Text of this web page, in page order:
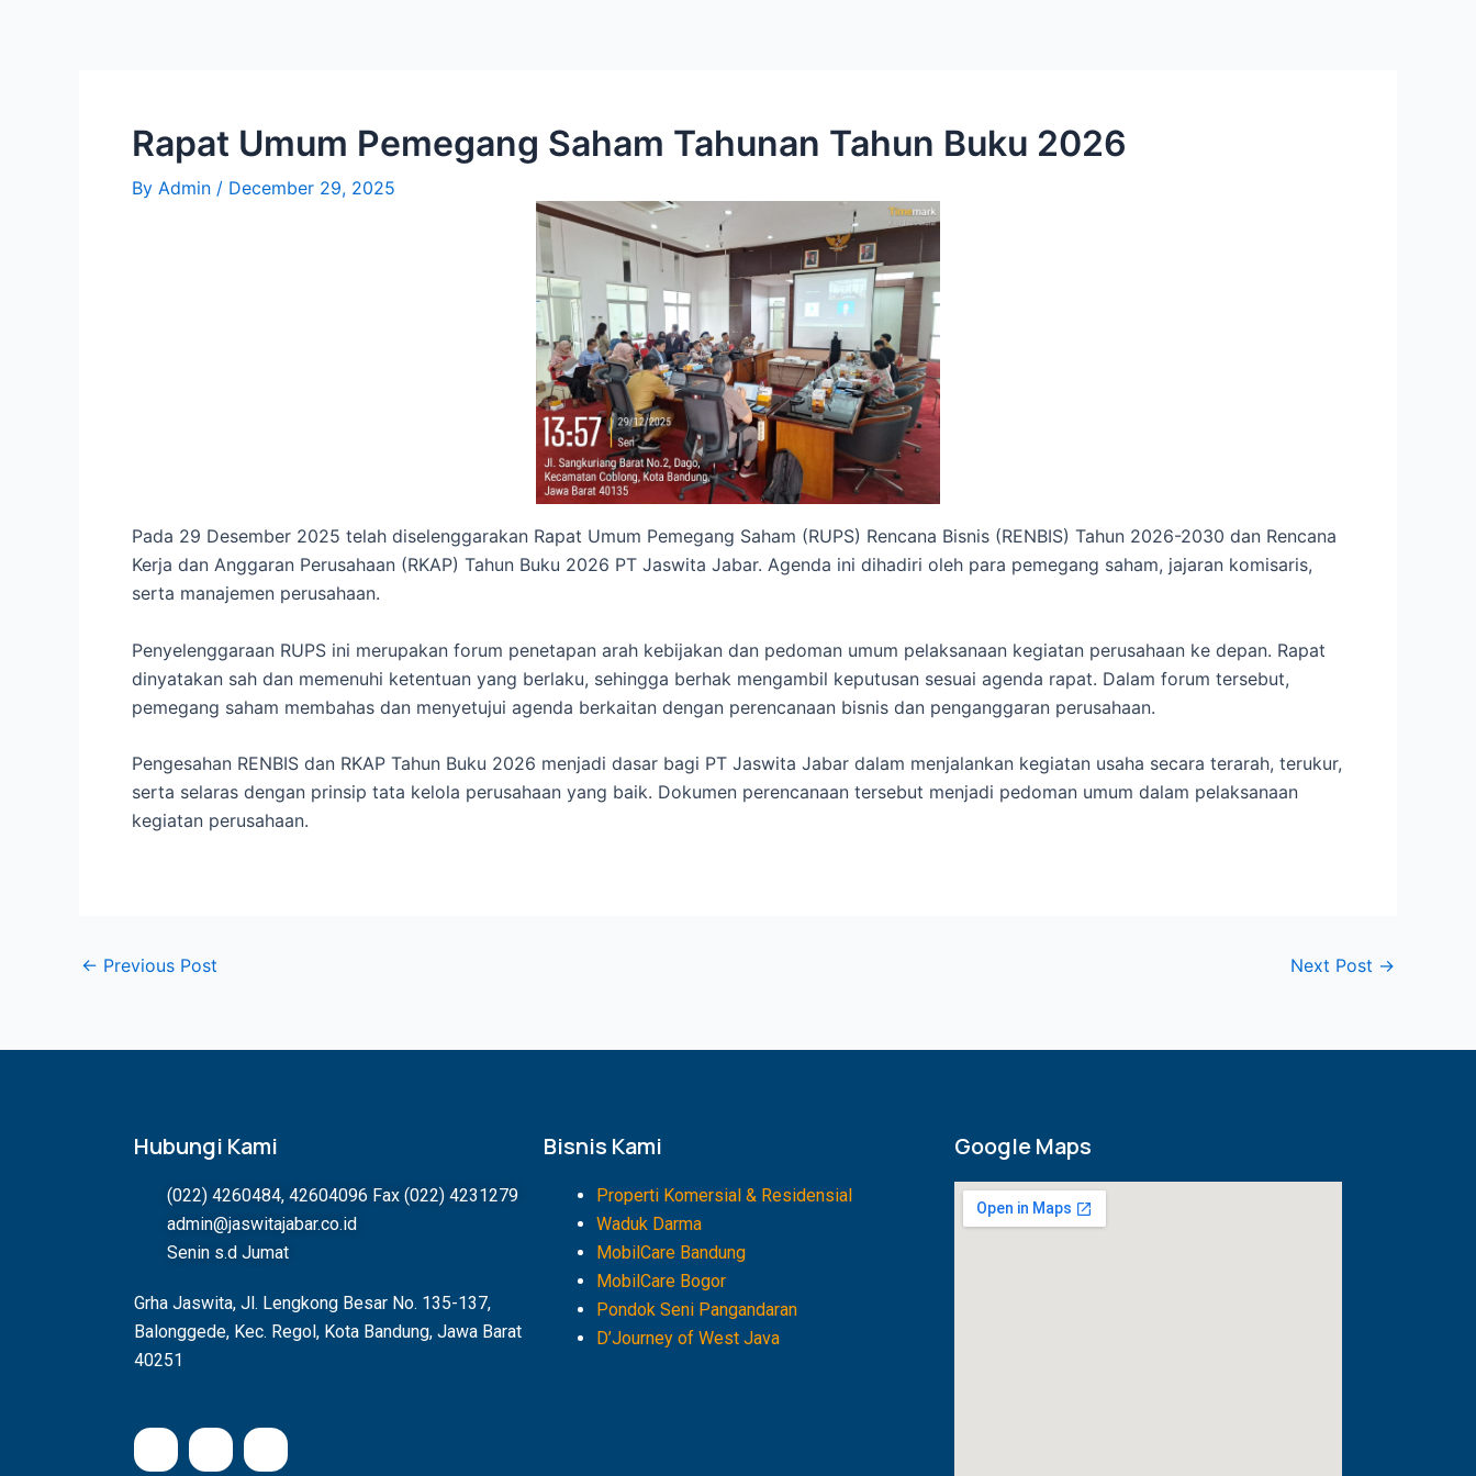
Rapat Umum Pemegang Saham Tahunan Tahun Buku 2026
By Admin / December 29, 2025
Pada 29 Desember 2025 telah diselenggarakan Rapat Umum Pemegang Saham (RUPS) Rencana Bisnis (RENBIS) Tahun 2026-2030 dan Rencana
Kerja dan Anggaran Perusahaan (RKAP) Tahun Buku 2026 PT Jaswita Jabar. Agenda ini dihadiri oleh para pemegang saham, jajaran komisaris,
serta manajemen perusahaan.
Penyelenggaraan RUPS ini merupakan forum penetapan arah kebijakan dan pedoman umum pelaksanaan kegiatan perusahaan ke depan. Rapat
dinyatakan sah dan memenuhi ketentuan yang berlaku, sehingga berhak mengambil keputusan sesuai agenda rapat. Dalam forum tersebut,
pemegang saham membahas dan menyetujui agenda berkaitan dengan perencanaan bisnis dan penganggaran perusahaan.
Pengesahan RENBIS dan RKAP Tahun Buku 2026 menjadi dasar bagi PT Jaswita Jabar dalam menjalankan kegiatan usaha secara terarah, terukur,
serta selaras dengan prinsip tata kelola perusahaan yang baik. Dokumen perencanaan tersebut menjadi pedoman umum dalam pelaksanaan
kegiatan perusahaan.
← Previous Post Next Post →
Hubungi Kami
(022) 4260484, 42604096 Fax (022) 4231279
admin@jaswitajabar.co.id
Senin s.d Jumat
Grha Jaswita, Jl. Lengkong Besar No. 135-137,
Balonggede, Kec. Regol, Kota Bandung, Jawa Barat
40251
F
Y
Bisnis Kami
Properti Komersial & Residensial
Waduk Darma
MobilCare Bandung
MobilCare Bogor
Pondok Seni Pangandaran
D’Journey of West Java
Google Maps